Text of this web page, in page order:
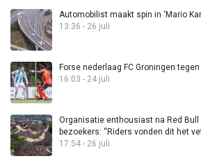
Automobilist maakt spin in ‘Mario
13:36 - 26 juli
Forse nederlaag FC Groningen
16:03 - 24 juli
Organisatie enthousiast na Red
bezoekers: “Riders vonden dit het
17:54 - 26 juli